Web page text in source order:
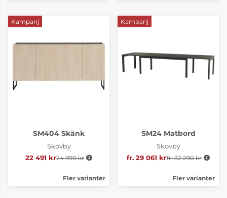
Kampanj
SM404 Skänk
Skovby
22 491 kr Ordinarie pris:
24 990 kr
Fler varianter
Kampanj
SM24 Matbord
Skovby
fr. 29 061 krOrdinarie pris:
fr. 32 290 kr
Fler varianter